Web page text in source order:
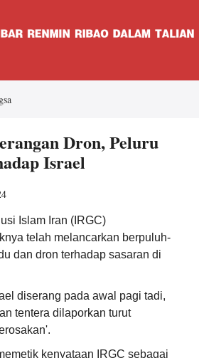
Dron, Peluru
Israel
Islam Iran (IRGC)
telah melancarkan berpuluh-
dan dron terhadap sasaran di
diserang pada awal pagi tadi,
tentera dilaporkan turut
kenyataan IRGC sebagai